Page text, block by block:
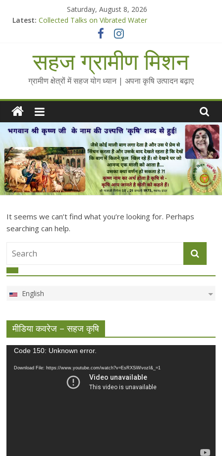
Saturday, August 8, 2026
Latest: Collected Talks on Vibrated Water
सहज कृषि प्रचार-प्रसार किट
Standee Designs @ 2025 for Sahaj Krishi Promotions
Chalo Gaon Ki Or Abhiyaan - 2025-26
सहज ग्रामीण मिशन
ग्रामीण क्षेत्रों में सहज योग ध्यान | अपना कृषि उत्पादन बढ़ाए
It seems we can’t find what you’re looking for. Perhaps
searching can help.
English
मीडिया कवरेज – सहज कृषि
Video
Code 150: Unknown error.
Download File: https://www.youtube.com/watch?v=EsRXSiWvozI&_=1